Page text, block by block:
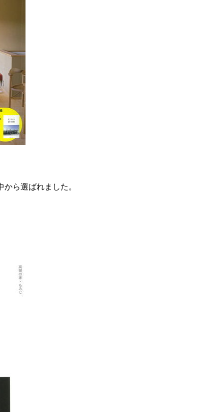
ら選ばれました。